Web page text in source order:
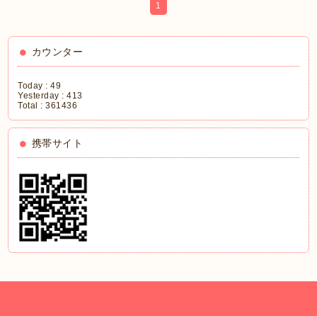
1
カウンター
Today :49
Yesterday :413
Total :361436
携帯サイト